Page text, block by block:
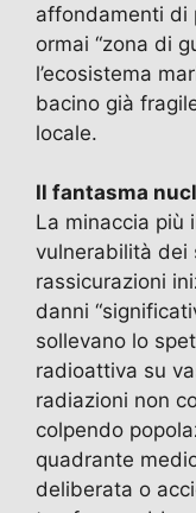
affondamenti di
ormai “zona di
l’ecosistema
bacino già
locale.
Il fantasma
La minaccia più
vulnerabilità dei
rassicurazioni
danni
sollevano lo
radioattiva su
radiazioni non
colpendo
quadrante
deliberata o